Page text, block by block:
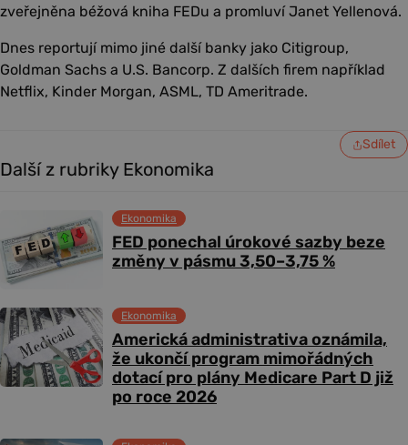
zveřejněna béžová kniha FEDu a promluví Janet Yellenová.
Dnes reportují mimo jiné další banky jako Citigroup,
Goldman Sachs a U.S. Bancorp. Z dalších firem například
Netflix, Kinder Morgan, ASML, TD Ameritrade.
Sdílet
Další z rubriky Ekonomika
FED ponechal úrokové sazby beze
změny v pásmu 3,50–3,75 %
Ekonomika
Americká administrativa oznámila,
že ukončí program mimořádných
dotací pro plány Medicare Part D již
po roce 2026
Ekonomika